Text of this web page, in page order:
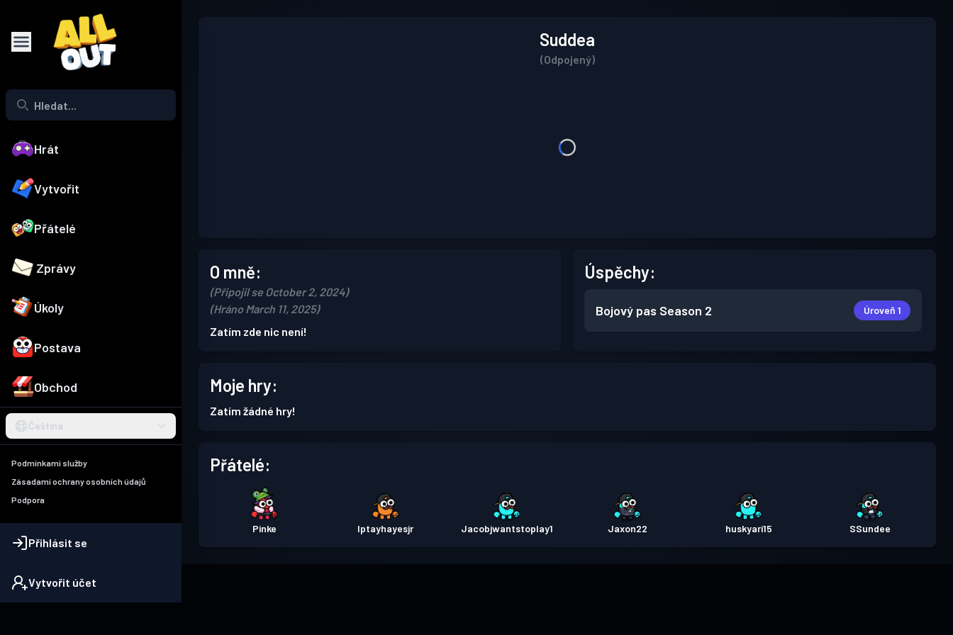
Hrát
Vytvořit
Přátelé
Zprávy
Úkoly
Postava
Obchod
Čeština
Podmínkami služby
Zásadami ochrany osobních údajů
Podpora
Přihlásit se
Vytvořit účet
Suddea
(Odpojený)
O mně:
(Připojil se October 2, 2024)
(Hráno March 11, 2025)
Zatím zde nic není!
Úspěchy:
Bojový pas Season 2 Úroveň 1
Moje hry:
Zatím žádné hry!
Přátelé:
Pinke Iptayhayesjr Jacobjwantstoplay1 Jaxon22 huskyari15 SSundee